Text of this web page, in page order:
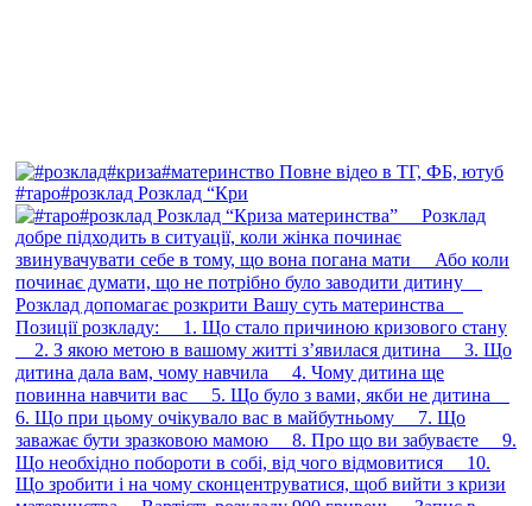
#таро#розклад Розклад “Кри